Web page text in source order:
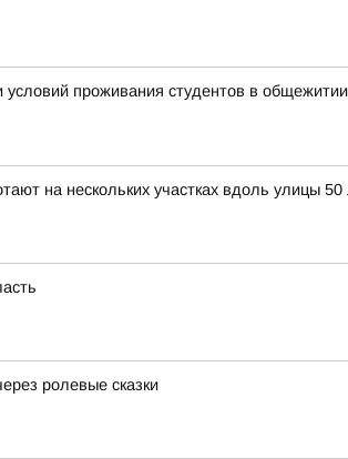
проживания студентов в
на нескольких участках вдоль улицы
ролевые сказки